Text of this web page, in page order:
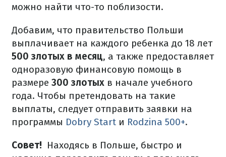
можно найти что-то поблизости.
Добавим, что правительство Польши
выплачивает на каждого ребенка до 18 лет
500 злотых в месяц, а также предоставляет
одноразовую финансовую помощь в
размере 300 злотых в начале учебного
года. Чтобы претендовать на такие
выплаты, следует отправить заявки на
программы Dobry Start и Rodzina 500+.
Совет! Находясь в Польше, быстро и